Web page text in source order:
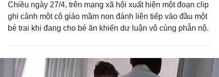
Chiều ngày 27/4, trên mạng xã hội xuất hiện một đoạn clip
ghi cảnh một cô giáo mầm non đánh liên tiếp vào đầu một
bé trai khi đang cho bé ăn khiến dư luận vô cùng phẫn nộ.